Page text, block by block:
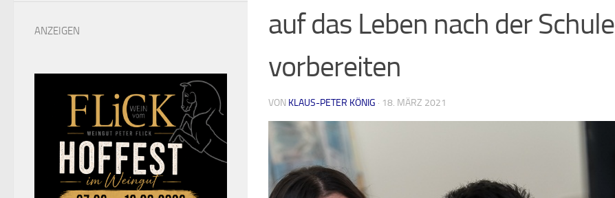
auf das Leben nach der Schule
vorbereiten
VON KLAUS-PETER KÖNIG · 18. MÄRZ 2021
ANZEIGEN